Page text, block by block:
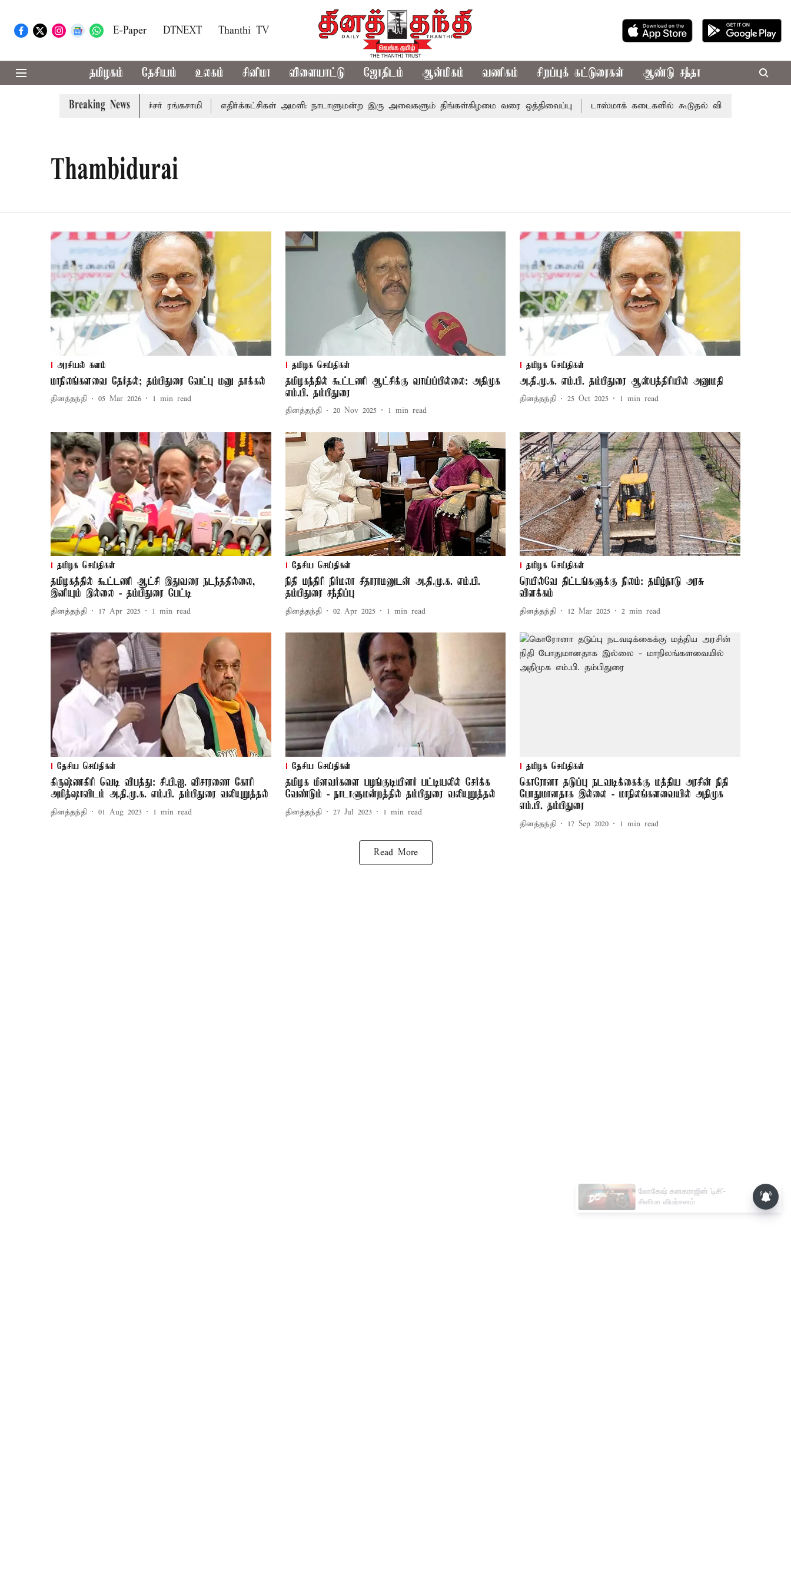
E-Paper DTNEXT Thanthi TV
தமிழகம் தேசியம் உலகம் சினிமா விளையாட்டு ஜோதிடம் ஆன்மிகம் வணிகம் சிறப்புக் கட்டுரைகள் ஆண்டு சந்தா
Breaking News
செய்கிறார் முதல்-அமைச்சர் ரங்கசாமி எதிர்க்கட்சிகள் அமளி: நாடாளுமன்ற இரு அவைகளும் திங்கள்கிழமை வரை ஒத்திவைப்பு டாஸ்மாக் கடைகளில் கூடுதல் விலைக்கு
Thambidurai
அரசியல் களம்
மாநிலங்களவை தேர்தல்; தம்பிதுரை வேட்பு மனு தாக்கல்
தினத்தந்தி 05 Mar 2026 1 min read
தமிழக செய்திகள்
தமிழகத்தில் கூட்டணி ஆட்சிக்கு வாய்ப்பில்லை: அதிமுக
எம்.பி. தம்பிதுரை
தினத்தந்தி 20 Nov 2025 1 min read
தமிழக செய்திகள்
அ.தி.மு.க. எம்.பி. தம்பிதுரை ஆஸ்பத்திரியில் அனுமதி
தினத்தந்தி 25 Oct 2025 1 min read
தமிழக செய்திகள்
தமிழகத்தில் கூட்டணி ஆட்சி இதுவரை நடந்ததில்லை,
இனியும் இல்லை - தம்பிதுரை பேட்டி
தினத்தந்தி 17 Apr 2025 1 min read
தேசிய செய்திகள்
நிதி மந்திரி நிர்மலா சீதாராமனுடன் அ.தி.மு.க. எம்.பி.
தம்பிதுரை சந்திப்பு
தினத்தந்தி 02 Apr 2025 1 min read
தமிழக செய்திகள்
ரெயில்வே திட்டங்களுக்கு நிலம்: தமிழ்நாடு அரசு
விளக்கம்
தினத்தந்தி 12 Mar 2025 2 min read
தேசிய செய்திகள்
கிருஷ்ணகிரி வெடி விபத்து: சி.பி.ஐ. விசாரணை கோரி
அமித்ஷாவிடம் அ.தி.மு.க. எம்.பி. தம்பிதுரை வலியுறுத்தல்
தினத்தந்தி 01 Aug 2023 1 min read
தேசிய செய்திகள்
தமிழக மீனவர்களை பழங்குடியினர் பட்டியலில் சேர்க்க
வேண்டும் - நாடாளுமன்றத்தில் தம்பிதுரை வலியுறுத்தல்
தினத்தந்தி 27 Jul 2023 1 min read
தமிழக செய்திகள்
கொரோனா தடுப்பு நடவடிக்கைக்கு மத்திய அரசின் நிதி
போதுமானதாக இல்லை - மாநிலங்களவையில் அதிமுக
எம்.பி. தம்பிதுரை
தினத்தந்தி 17 Sep 2020 1 min read
Read More